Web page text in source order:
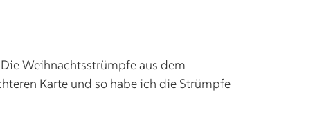
Weihnachtsstrümpfe aus dem
Karte und so habe ich die Strümpfe